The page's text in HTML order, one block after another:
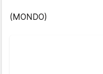
(MONDO)